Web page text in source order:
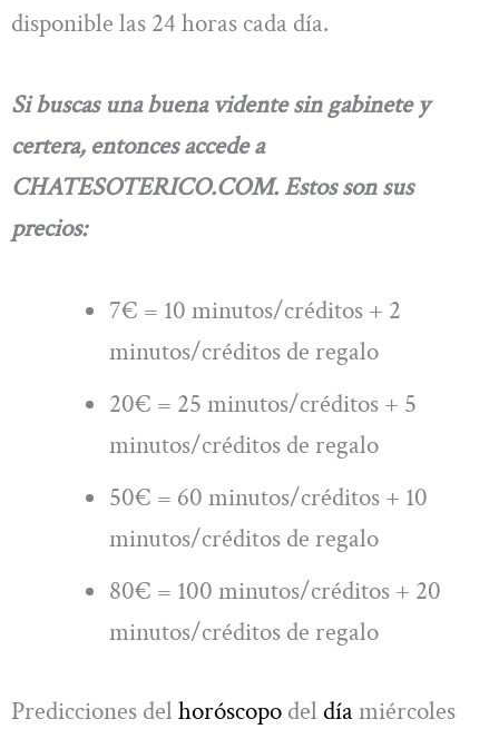
disponible las 24 horas cada día.
Si buscas una buena vidente sin gabinete y
certera, entonces accede a
CHATESOTERICO.COM. Estos son sus
precios:
7€ = 10 minutos/créditos + 2
minutos/créditos de regalo
20€ = 25 minutos/créditos + 5
minutos/créditos de regalo
50€ = 60 minutos/créditos + 10
minutos/créditos de regalo
80€ = 100 minutos/créditos + 20
minutos/créditos de regalo
Predicciones del horóscopo del díamiércoles